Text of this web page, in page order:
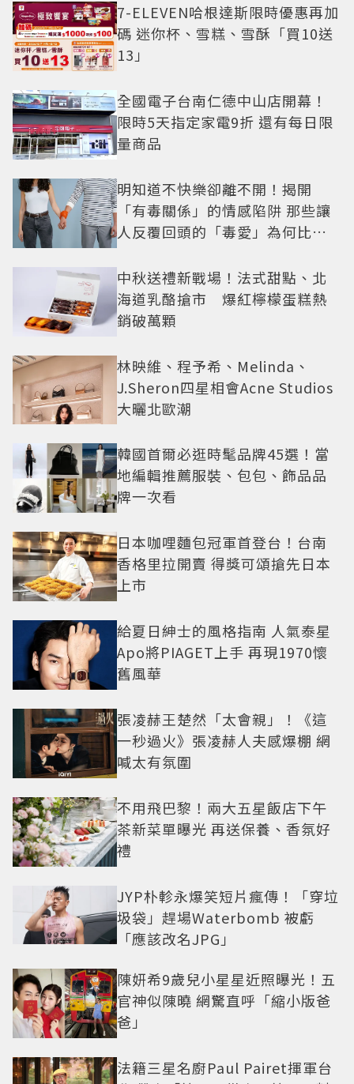
7-ELEVEN哈根達斯限時優惠再加
碼 迷你杯、雪糕、雪酥「買10送
13」
全國電子台南仁德中山店開幕！
限時5天指定家電9折 還有每日限
量商品
明知道不快樂卻離不開！揭開
「有毒關係」的情感陷阱 那些讓
人反覆回頭的「毒愛」為何比菸
中秋送禮新戰場！法式甜點、北
海道乳酪搶市 爆紅檸檬蛋糕熱
銷破萬顆
林映維、程予希、Melinda、
J.Sheron四星相會Acne Studios
大曬北歐潮
韓國首爾必逛時髦品牌45選！當
地編輯推薦服裝、包包、飾品品
牌一次看
日本咖哩麵包冠軍首登台！台南
香格里拉開賣 得獎可頌搶先日本
上市
給夏日紳士的風格指南 人氣泰星
Apo將PIAGET上手 再現1970懷
舊風華
張凌赫王楚然「太會親」！《這
一秒過火》張凌赫人夫感爆棚 網
喊太有氛圍
不用飛巴黎！兩大五星飯店下午
茶新菜單曝光 再送保養、香氛好
禮
JYP朴軫永爆笑短片瘋傳！「穿垃
圾袋」趕場Waterbomb 被虧
「應該改名JPG」
陳妍希9歲兒小星星近照曝光！五
官神似陳曉 網驚直呼「縮小版爸
爸」
法籍三星名廚Paul Pairet揮軍台